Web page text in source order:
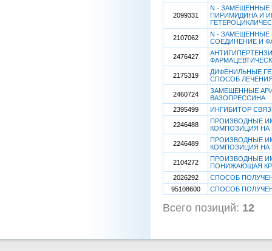
2099331
N -
ПИРИМИДИНА И
2107062
N -
СОЕДИНЕНИЕ И
2476427
2175319
ДИФЕНИЛЬНЫЕ
СПОСОБ
2460724
ЗАМЕЩЕННЫЕ
ВАЗОПРЕССИНА
2395499
ИНГИБИТОР
2246488
ПРОИЗВОДНЫЕ
КОМПОЗИЦИЯ НА
2246489
ПРОИЗВОДНЫЕ
КОМПОЗИЦИЯ НА
2104272
ПРОИЗВОДНЫЕ
ПОНИЖАЮЩАЯ
2026292
СПОСОБ
95108600
СПОСОБ
Всего позиций: 12